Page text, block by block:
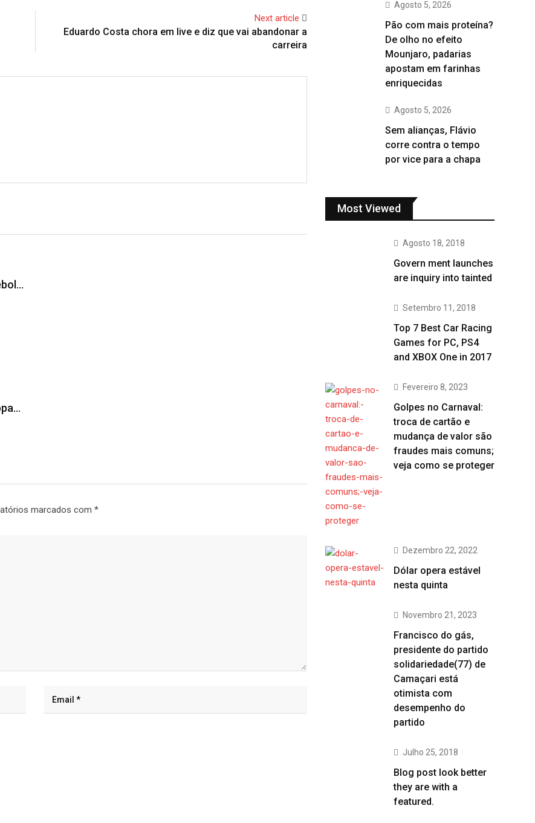
Next article
Eduardo Costa chora em live e diz que vai abandonar a
carreira
marcados com *
Agosto 5, 2026
Pão com mais proteína?
De olho no efeito
Mounjaro, padarias
apostam em farinhas
enriquecidas
Agosto 5, 2026
Sem alianças, Flávio
corre contra o tempo
por vice para a chapa
Most Viewed
Agosto 18, 2018
Govern ment launches
are inquiry into tainted
Setembro 11, 2018
Top 7 Best Car Racing
Games for PC, PS4
and XBOX One in 2017
Fevereiro 8, 2023
Golpes no Carnaval:
troca de cartão e
mudança de valor são
fraudes mais comuns;
veja como se proteger
Dezembro 22, 2022
Dólar opera estável
nesta quinta
Novembro 21, 2023
Francisco do gás,
presidente do partido
solidariedade(77) de
Camaçari está
otimista com
desempenho do
partido
Julho 25, 2018
Blog post look better
they are with a
featured.